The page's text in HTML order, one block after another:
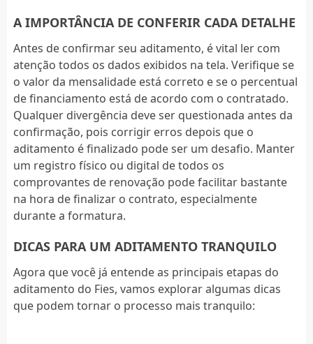
A IMPORTÂNCIA DE CONFERIR CADA DETALHE
Antes de confirmar seu aditamento, é vital ler com
atenção todos os dados exibidos na tela. Verifique se
o valor da mensalidade está correto e se o percentual
de financiamento está de acordo com o contratado.
Qualquer divergência deve ser questionada antes da
confirmação, pois corrigir erros depois que o
aditamento é finalizado pode ser um desafio. Manter
um registro físico ou digital de todos os
comprovantes de renovação pode facilitar bastante
na hora de finalizar o contrato, especialmente
durante a formatura.
DICAS PARA UM ADITAMENTO TRANQUILO
Agora que você já entende as principais etapas do
aditamento do Fies, vamos explorar algumas dicas
que podem tornar o processo mais tranquilo: